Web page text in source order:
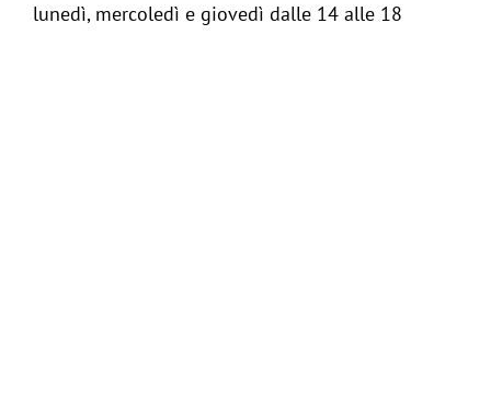
lunedì, mercoledì e giovedì dalle 14 alle 18